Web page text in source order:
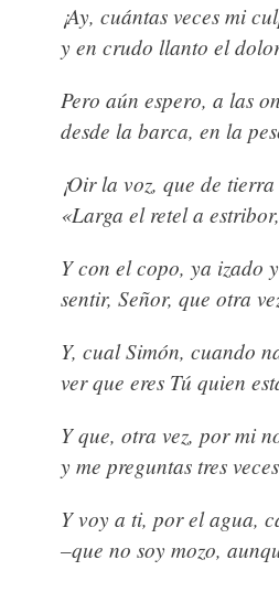
¡Ay, cuántas veces mi
y en crudo llanto el
Pero aún espero, a las
desde la barca, en la
¡Oir la voz, que de
«Larga el retel a
Y con el copo, ya izado
sentir, Señor, que otra
Y, cual Simón, cuando
ver que eres Tú quien
Y que, otra vez, por mi
y me preguntas tres
Y voy a ti, por el agua,
–que no soy mozo,